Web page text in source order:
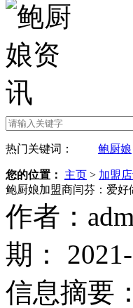
热门关键词： 鲍厨娘
您的位置： 主页 > 加盟
鲍厨娘加盟商闫芬：爱好
作者：
期：
信息摘要：